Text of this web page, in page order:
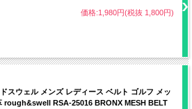
価格:1,980円(税抜 1,800円)
スウェル メンズ レディース ベルト ゴルフ メッ
rough&swell RSA-25016 BRONX MESH BELT